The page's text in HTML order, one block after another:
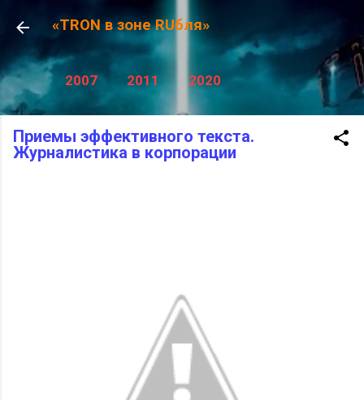
К основному контенту
«TRON в зоне RUбля»
2007 2011 2020
Приемы эффективного текста.
Журналистика в корпорации